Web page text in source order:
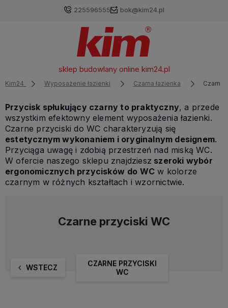
225596555 bok@kim24.pl
sklep budowlany online kim24.pl
Kim24 Wyposażenie łazienki Czarna łazienka Czarne
Przycisk spłukujący czarny to praktyczny, a przede
wszystkim efektowny element wyposażenia łazienki.
Czarne przyciski do WC charakteryzują się
estetycznym wykonaniem i oryginalnym designem.
Przyciąga uwagę i zdobią przestrzeń nad miską WC.
W ofercie naszego sklepu znajdziesz szeroki wybór
ergonomicznych przycisków do WC w kolorze
czarnym w różnych kształtach i wzornictwie.
Czarne przyciski WC
WSTECZ
CZARNE PRZYCISKI
WC